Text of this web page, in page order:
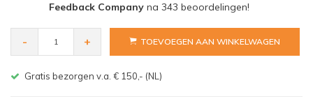
Feedback Companyna 343 beoordelingen!
- + TOEVOEGEN AAN WINKELWAGEN
Gratis bezorgen v.a. € 150,- (NL)